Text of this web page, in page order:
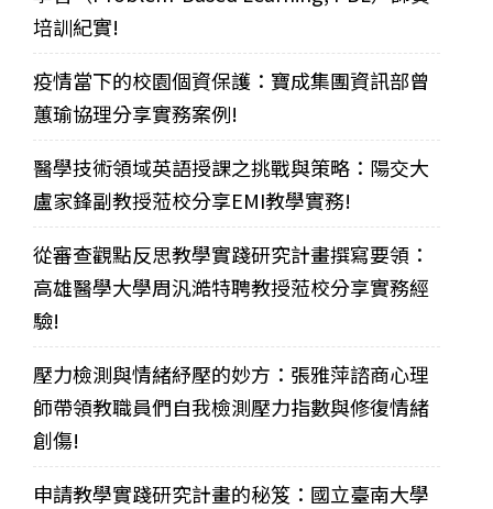
培訓紀實!
疫情當下的校園個資保護：寶成集團資訊部曾
蕙瑜協理分享實務案例!
醫學技術領域英語授課之挑戰與策略：陽交大
盧家鋒副教授蒞校分享EMI教學實務!
從審查觀點反思教學實踐研究計畫撰寫要領：
高雄醫學大學周汎澔特聘教授蒞校分享實務經
驗!
壓力檢測與情緒紓壓的妙方：張雅萍諮商心理
師帶領教職員們自我檢測壓力指數與修復情緒
創傷!
申請教學實踐研究計畫的秘笈：國立臺南大學